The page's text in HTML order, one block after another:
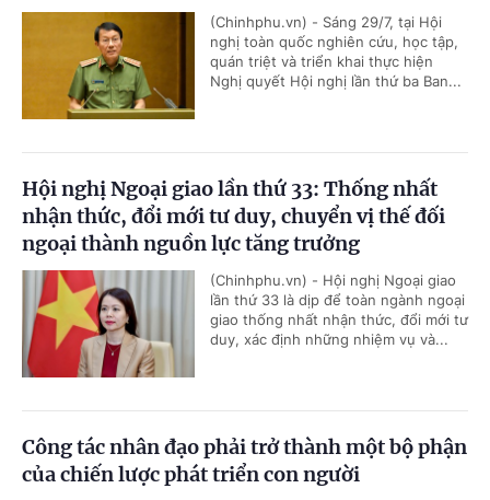
(Chinhphu.vn) - Sáng 29/7, tại Hội
nghị toàn quốc nghiên cứu, học tập,
quán triệt và triển khai thực hiện
Nghị quyết Hội nghị lần thứ ba Ban...
Hội nghị Ngoại giao lần thứ 33: Thống nhất
nhận thức, đổi mới tư duy, chuyển vị thế đối
ngoại thành nguồn lực tăng trưởng
(Chinhphu.vn) - Hội nghị Ngoại giao
lần thứ 33 là dịp để toàn ngành ngoại
giao thống nhất nhận thức, đổi mới tư
duy, xác định những nhiệm vụ và...
Công tác nhân đạo phải trở thành một bộ phận
của chiến lược phát triển con người